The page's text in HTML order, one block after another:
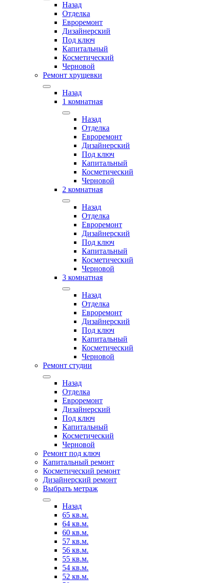
Назад
Отделка
Евроремонт
Дизайнерский
Под ключ
Капитальный
Косметический
Черновой
Ремонт хрущевки
Назад
1 комнатная
Назад
Отделка
Евроремонт
Дизайнерский
Под ключ
Капитальный
Косметический
Черновой
2 комнатная
Назад
Отделка
Евроремонт
Дизайнерский
Под ключ
Капитальный
Косметический
Черновой
3 комнатная
Назад
Отделка
Евроремонт
Дизайнерский
Под ключ
Капитальный
Косметический
Черновой
Ремонт студии
Назад
Отделка
Евроремонт
Дизайнерский
Под ключ
Капитальный
Косметический
Черновой
Ремонт под ключ
Капитальный ремонт
Косметический ремонт
Дизайнерский ремонт
Выбрать метраж
Назад
65 кв.м.
64 кв.м.
60 кв.м.
57 кв.м.
56 кв.м.
55 кв.м.
54 кв.м.
52 кв.м.